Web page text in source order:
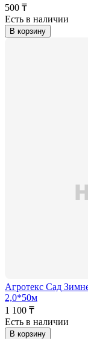
500 ₸
Есть в наличии
В корзину
Агротекс Сад
2,0*50м
1 100 ₸
Есть в наличии
В корзину